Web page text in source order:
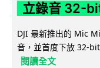
立錄音 32-
DJI 最新推出的 Mic
音，並首度下放 32-
閱讀全文